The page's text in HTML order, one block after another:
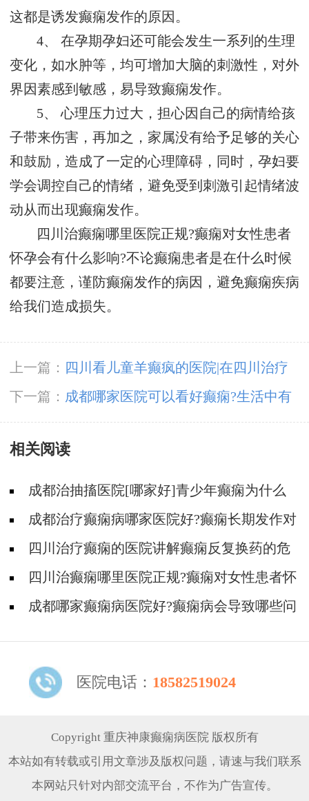
这都是诱发癫痫发作的原因。
4、 在孕期孕妇还可能会发生一系列的生理
变化，如水肿等，均可增加大脑的刺激性，对外
界因素感到敏感，易导致癫痫发作。
5、 心理压力过大，担心因自己的病情给孩
子带来伤害，再加之，家属没有给予足够的关心
和鼓励，造成了一定的心理障碍，同时，孕妇要
学会调控自己的情绪，避免受到刺激引起情绪波
动从而出现癫痫发作。
四川治癫痫哪里医院正规?癫痫对女性患者
怀孕会有什么影响?不论癫痫患者是在什么时候
都要注意，谨防癫痫发作的病因，避免癫痫疾病
给我们造成损失。
上一篇：
四川看儿童羊癫疯的医院|在四川治疗
癫痫病大概要花多少钱?
下一篇： 成都哪家医院可以看好癫痫?生活中有
哪些因素可能导致癫痫?
相关阅读
成都治抽搐医院[哪家好]青少年癫痫为什么
会出现心理问题？
成都治疗癫痫病哪家医院好?癫痫长期发作对
患者有哪些伤害?
四川治疗癫痫的医院讲解癫痫反复换药的危
害性!四川治癫痫哪里医院正规?癫痫对女性患者怀
孕会有什么影响?
成都哪家癫痫病医院好?癫痫病会导致哪些问
医院电话： 18582519024
Copyright 重庆神康癫痫病医院 版权所有
本站如有转载或引用文章涉及版权问题，请速与我们联系
本网站只针对内部交流平台，不作为广告宣传。